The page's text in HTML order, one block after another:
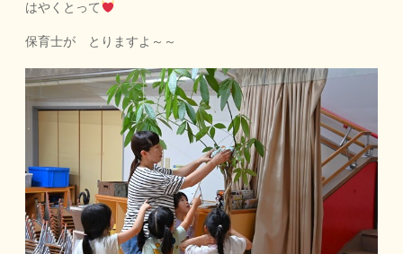
はやくとって
保育士が とりますよ～～